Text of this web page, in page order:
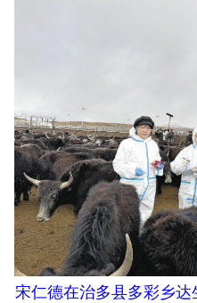
宋仁德在治多县多彩乡